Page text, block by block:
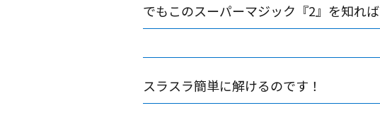
でもこのスーパーマジック『2』を知れば
スラスラ簡単に解けるのです！